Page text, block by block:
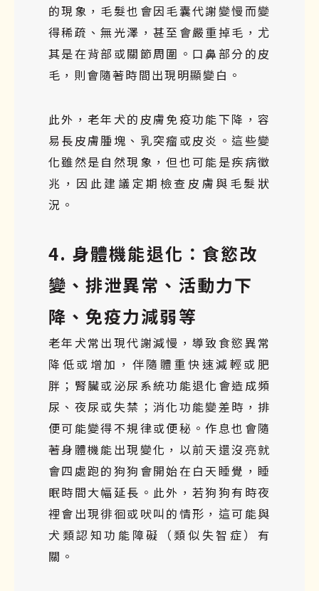
的現象，毛髮也會因毛囊代謝變慢而變
得稀疏、無光澤，甚至會嚴重掉毛，尤
其是在背部或關節周圍。口鼻部分的皮
毛，則會隨著時間出現明顯變白。
此外，老年犬的皮膚免疫功能下降，容
易長皮膚腫塊、乳突瘤或皮炎。這些變
化雖然是自然現象，但也可能是疾病徵
兆，因此建議定期檢查皮膚與毛髮狀
況。
4. 身體機能退化：食慾改
變、排泄異常、活動力下
降、免疫力減弱等
老年犬常出現代謝減慢，導致食慾異常
降低或增加，伴隨體重快速減輕或肥
胖；腎臟或泌尿系統功能退化會造成頻
尿、夜尿或失禁；消化功能變差時，排
便可能變得不規律或便秘。作息也會隨
著身體機能出現變化，以前天還沒亮就
會四處跑的狗狗會開始在白天睡覺，睡
眠時間大幅延長。此外，若狗狗有時夜
裡會出現徘徊或吠叫的情形，這可能與
犬類認知功能障礙（類似失智症）有
關。